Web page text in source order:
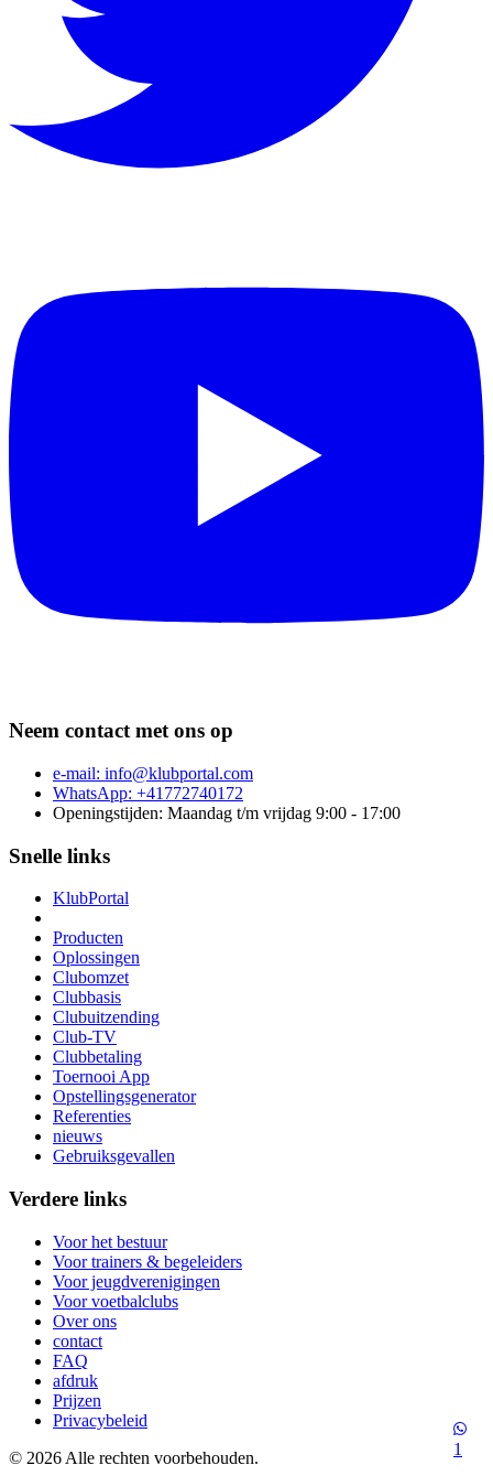
Neem contact met ons op
e-mail: info@klubportal.com
WhatsApp: +41772740172
Openingstijden: Maandag t/m vrijdag 9:00 - 17:00
Snelle links
KlubPortal
Producten
Oplossingen
Clubomzet
Clubbasis
Clubuitzending
Club-TV
Clubbetaling
Toernooi App
Opstellingsgenerator
Referenties
nieuws
Gebruiksgevallen
Verdere links
Voor het bestuur
Voor trainers & begeleiders
Voor jeugdverenigingen
Voor voetbalclubs
Over ons
contact
FAQ
afdruk
Prijzen
Privacybeleid
© 2026 Alle rechten voorbehouden.
1